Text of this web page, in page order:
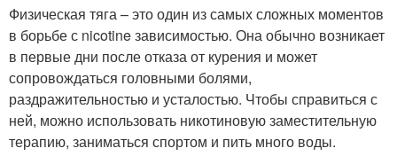
Физическая тяга – это один из самых сложных моментов
в борьбе с nicotine зависимостью. Она обычно возникает
в первые дни после отказа от курения и может
сопровождаться головными болями,
раздражительностью и усталостью. Чтобы справиться с
ней, можно использовать никотиновую заместительную
терапию, заниматься спортом и пить много воды.